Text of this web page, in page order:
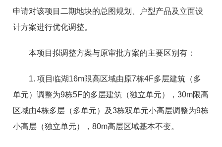
申请对该项目二期地块的总图规划、户型产品及立面设
计方案进行优化调整。
本项目拟调整方案与原审批方案的主要区别有：
1. 项目临湖16m限高区域由原7栋4F多层建筑（多
单元）调整为9栋5F的多层建筑（独立单元），30m限高
区域由4栋多层（多单元）及3栋双单元小高层调整为9栋
小高层（独立单元），80m高层区域基本不变。